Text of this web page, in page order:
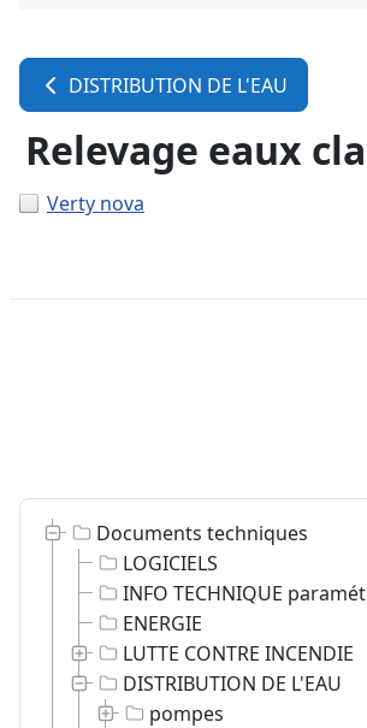
Documents techniques
LOGICIELS
INFO TECHNIQUE
ENERGIE
LUTTE CONTRE INCENDIE
DISTRIBUTION DE L'EAU
pompes
DISTRIBUTION DE L'EAU
Relevage eaux
Verty nova